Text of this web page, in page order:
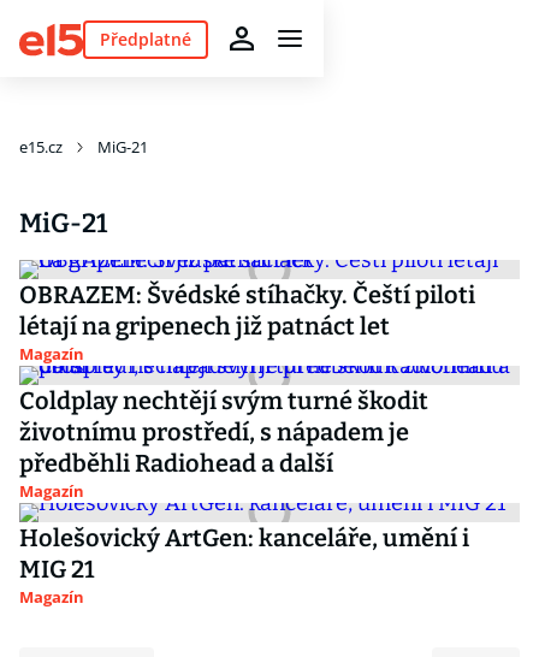
Předplatné
e15.cz MiG-21
MiG-21
OBRAZEM: Švédské stíhačky. Čeští piloti
létají na gripenech již patnáct let
Magazín
Coldplay nechtějí svým turné škodit
životnímu prostředí, s nápadem je
předběhli Radiohead a další
Magazín
Holešovický ArtGen: kanceláře, umění i
MIG 21
Magazín